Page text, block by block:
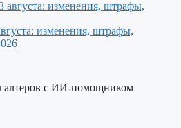
изменения, штрафы,
с ИИ-помощником